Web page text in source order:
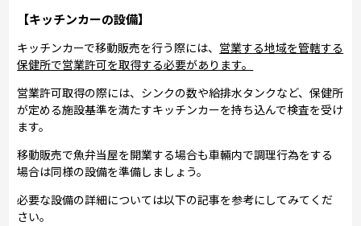
【キッチンカーの設備】
キッチンカーで移動販売を行う際には、 営業する地域を管轄する
保健所で営業許可を取得する必要があります。
営業許可取得の際には、シンクの数や給排水タンクなど、保健所
が定める施設基準を満たすキッチンカーを持ち込んで検査を受け
ます。
移動販売で魚弁当屋を開業する場合も車輛内で調理行為をする
場合は同様の設備を準備しましょう。
必要な設備の詳細については以下の記事を参考にしてみてくだ
さい。